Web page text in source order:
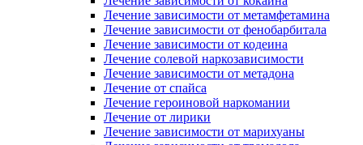
Лечение зависимости от метамфетамина
Лечение зависимости от фенобарбитала
Лечение зависимости от кодеина
Лечение солевой наркозависимости
Лечение зависимости от метадона
Лечение от спайса
Лечение героиновой наркомании
Лечение от лирики
Лечение зависимости от марихуаны